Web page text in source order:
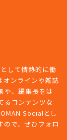
して情熱的に働
オンラインや雑誌
や、編集長をは
るコンテンツな
Socialとし
ので、ぜひフォロ